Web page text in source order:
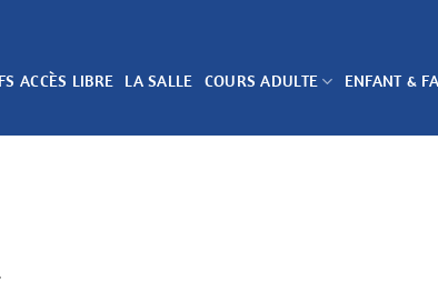
ACCÈS LIBRE LA SALLE COURS ADULTE ENFANT &